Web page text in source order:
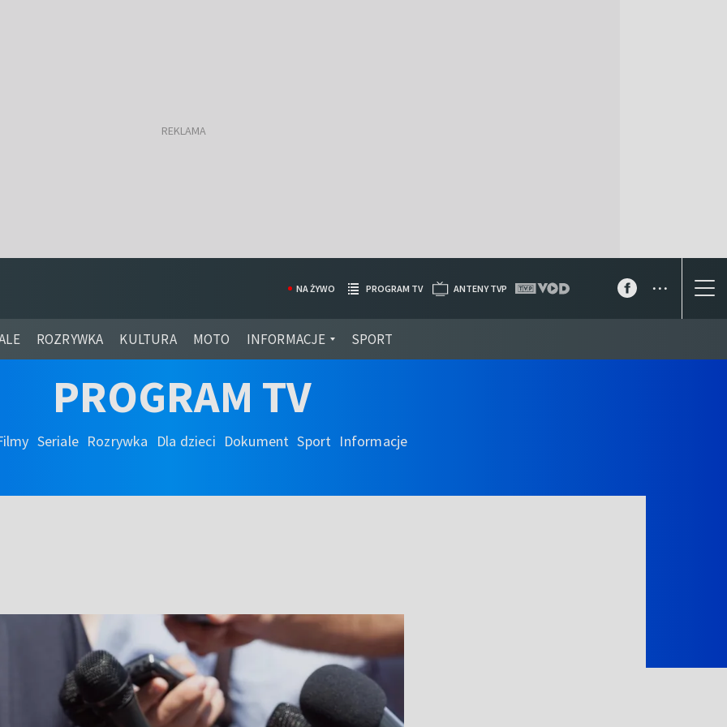
ROZRYWKA KULTURA MOTO INFORMACJE SPORT
NA ŻYWO PROGRAM TV ANTENY TVP ...
PROGRAM TV
Seriale Rozrywka Dla dzieci Dokument Sport Informacje